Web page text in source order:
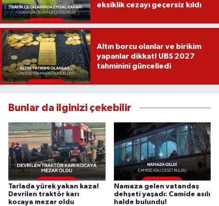
eksiklik cezayı geçersiz kıldı
Altın borcu olanlar ve birikim
yapanlar dikkat! UBS 2027
tahminini güncelledi
Bunlar da ilginizi çekebilir
Tarlada yürek yakan kaza!
Devrilen traktör karı
kocaya mezar oldu
Namaza gelen vatandaş
dehşeti yaşadı: Camide asılı
halde bulundu!